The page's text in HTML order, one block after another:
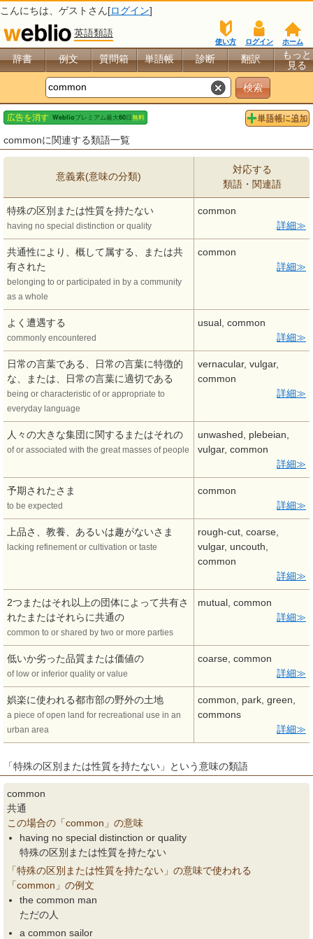
こんにちは、 ゲスト さん[ログイン]
英語類語
ホーム
ログイン
使い方
辞書 例文 質問箱 単語帳 診断 翻訳
もっと
見る
commonに関連する類語一覧
意義素(意味の分類)
対応する
類語・関連語
特殊の区別または性質を持たない
having no special distinction or quality
common
詳細
共通性により、概して属する、または共
有された
belonging to or participated in by a community
as a whole
common
詳細
よく遭遇する
commonly encountered
usual, common
詳細
日常の言葉である、日常の言葉に特徴的
な、または、日常の言葉に適切である
being or characteristic of or appropriate to
everyday language
vernacular, vulgar,
common
詳細
人々の大きな集団に関するまたはそれの
of or associated with the great masses of people
unwashed, plebeian,
vulgar, common
詳細
予期されたさま
to be expected
common
詳細
上品さ、教養、あるいは趣がないさま
lacking refinement or cultivation or taste
rough-cut, coarse,
vulgar, uncouth,
common
詳細
2つまたはそれ以上の団体によって共有さ
れたまたはそれらに共通の
common to or shared by two or more parties
mutual, common
詳細
低いか劣った品質または価値の
of low or inferior quality or value
coarse, common
詳細
娯楽に使われる都市部の野外の土地
a piece of open land for recreational use in an
urban area
common, park, green,
commons
詳細
「特殊の区別または性質を持たない」という意味の類語
common
共通
この場合の「common」の意味
having no special distinction or quality
特殊の区別または性質を持たない
「特殊の区別または性質を持たない」の意味で使われる
「common」の例文
the common man
ただの人
a common sailor